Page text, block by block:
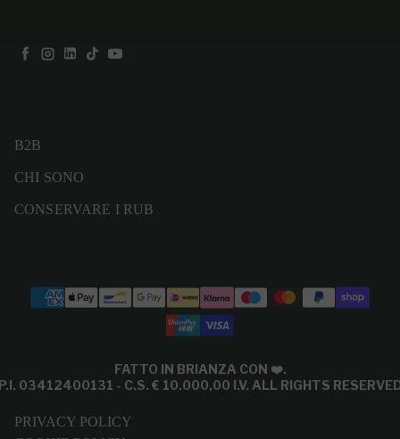
Facebook
Instagram
LinkedIn
TikTokYouTube
B2B
CHI SONO
CONSERVARE I RUB
Modalità di pagamento
FATTO IN BRIANZA CON ❤️.
03412400131 - C.S. € 10.000,00 I.V. ALL RIGHTS
PRIVACY POLICY